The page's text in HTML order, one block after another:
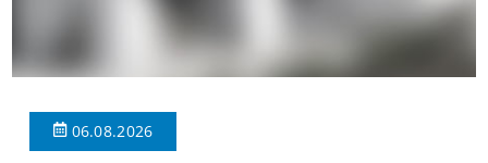
06.08.2026